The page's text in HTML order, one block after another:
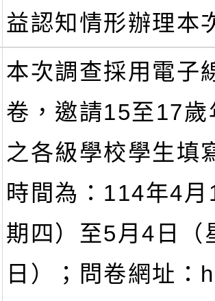
益認知情形辦理本
本次調查採用電子
卷，邀請15至17歲
之各級學校學生填
時間為：114年4
期四）至5月4日（
日）；問卷網址